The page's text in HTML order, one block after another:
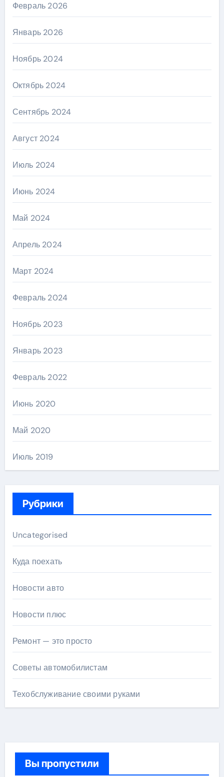
Февраль 2026
Январь 2026
Ноябрь 2024
Октябрь 2024
Сентябрь 2024
Август 2024
Июль 2024
Июнь 2024
Май 2024
Апрель 2024
Март 2024
Февраль 2024
Ноябрь 2023
Январь 2023
Февраль 2022
Июнь 2020
Май 2020
Июль 2019
Рубрики
Uncategorised
Куда поехать
Новости авто
Новости плюс
Ремонт — это просто
Советы автомобилистам
Техобслуживание своими руками
Вы пропустили